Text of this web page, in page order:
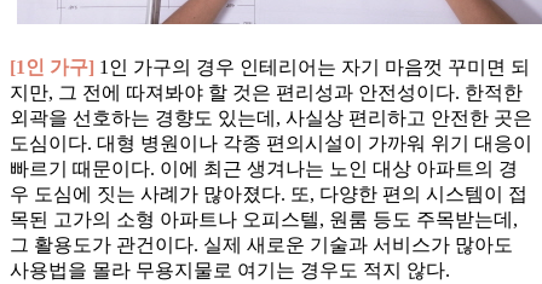
[1인 가구] 1인 가구의 경우 인테리어는 자기 마음껏 꾸미면 되
지만, 그 전에 따져봐야 할 것은 편리성과 안전성이다. 한적한
외곽을 선호하는 경향도 있는데, 사실상 편리하고 안전한 곳은
도심이다. 대형 병원이나 각종 편의시설이 가까워 위기 대응이
빠르기 때문이다. 이에 최근 생겨나는 노인 대상 아파트의 경
우 도심에 짓는 사례가 많아졌다. 또, 다양한 편의 시스템이 접
목된 고가의 소형 아파트나 오피스텔, 원룸 등도 주목받는데,
그 활용도가 관건이다. 실제 새로운 기술과 서비스가 많아도
사용법을 몰라 무용지물로 여기는 경우도 적지 않다.